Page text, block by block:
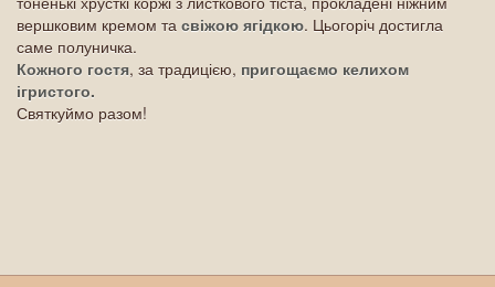
вершковим кремом та свіжою ягідкою. Цьогоріч достигла
саме полуничка.
Кожного гостя, за традицією, пригощаємо келихом
ігристого.
Святкуймо разом!